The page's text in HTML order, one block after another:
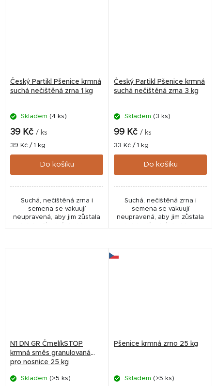
Český Partikl Pšenice krmná
suchá nečištěná zrna 1 kg
Skladem (4 ks)
39 Kč / ks
Měrná
cena:
39 Kč / 1 kg
Do košíku
Suchá, nečištěná zrna i
semena se vakuují
neupravená, aby jim zůstala
jejich přírodní struktura
Český Partikl Pšenice krmná
suchá nečištěná zrna 3 kg
Skladem (3 ks)
99 Kč / ks
Měrná
cena:
33 Kč / 1 kg
Do košíku
Suchá, nečištěná zrna i
semena se vakuují
neupravená, aby jim zůstala
jejich přírodní struktura
N1 DN GR ČmelíkSTOP
krmná směs granulovaná
pro nosnice 25 kg
Skladem (>5 ks)
Pšenice krmná zrno 25 kg
Skladem (>5 ks)